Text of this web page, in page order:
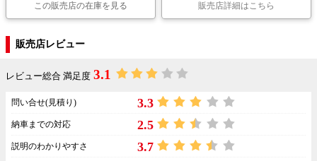
この販売店の在庫を見る 販売店詳細はこちら
販売店レビュー
レビュー総合 満足度 3.1
問い合せ(見積り) 3.3
納車までの対応 2.5
説明のわかりやすさ 3.7